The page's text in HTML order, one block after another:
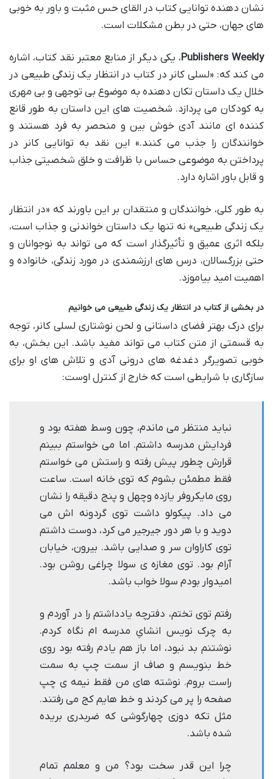
نشان دهنده توانایی کتاب در القای حس مثبت و باور به خوبی
های جهان، حتی در بطن مشکلات است.
Publishers Weekly، یکی دیگر از منابع معتبر نقد کتاب، اشاره
می کند که: «لسلی کانر در کتاب در انتظار یک زندگی طبیعی در
خلال یک داستان تکان دهنده به موضوع بی توجهی و بی مهری
به کودکان می پردازد. شخصیت های این داستان به طور قانع
کننده ای مانند آدی خوش بین و منحصر به فرد هستند و
خوانندگان را جذب می کنند.» این نقد به توانایی کانر در
پرداختن به موضوعی حساس با ظرافت و خلق شخصیتی جذاب
و قابل باور اشاره دارد.
به طور کلی، خوانندگان و منتقدان بر این باورند که «در انتظار
یک زندگی طبیعی» نه تنها یک داستان خواندنی و جذاب است،
بلکه اثری عمیق و تأثیرگذار است که می تواند به نوجوانان و
حتی بزرگسالان، درس های ارزشمندی در مورد زندگی، خانواده و
اهمیت امید بیاموزد.
در بخشی از کتاب در انتظار یک زندگی طبیعی می خوانیم
برای درک بهتر فضای داستانی و لحن نوشتاری لسلی کانر، توجه
به قسمتی از متن کتاب می تواند مفید باشد. این بخش، به
خوبی تصویرگر دغدغه های درونی آدی و تلاش های او برای
سازگاری با شرایطی است که خارج از کنترل اوست:
نباید منتظر می ماندم، چون وسط هفته بود و
فردایش مدرسه داشتم. اما می خواستم ببینم
قرارش چطور پیش رفته و راستش می خواستم
فقط مطمئن بشوم که توی خانه است. ساعت
روی مایکروفر یازده وچهل و پنج دقیقه را نشان
می داد. پیکولو داشت توی گردونه اش می
دوید و با هر دور جیرجیر می کرد، دوست داشتم
توی کاراوان سر و صدایی باشد. بیرون، خیابان
آرام بود. توی مغازه ی سولا چراغی روشن بود.
امیدوار بودم سولا خواب باشد.
رفتم توی تختم، دفترچه یادداشتم را در آوردم و
به چرک نویس انشایِ مدرسه ام نگاه کردم.
نوشتنم بد نبود، اما باز هم یادم رفته بود روی
خط بنویسم و صاف از سمت چپ به سمت
راست بروم. نوشته های من فقط نیمه ی چپ
صفحه را پر می کردند و خط هایم کج می رفتند.
مثل تکه دوزی چهارگوشی که ضربدری بریده
شده باشد.
چرا این قدر سخت بود؟ من و معلمم تمام